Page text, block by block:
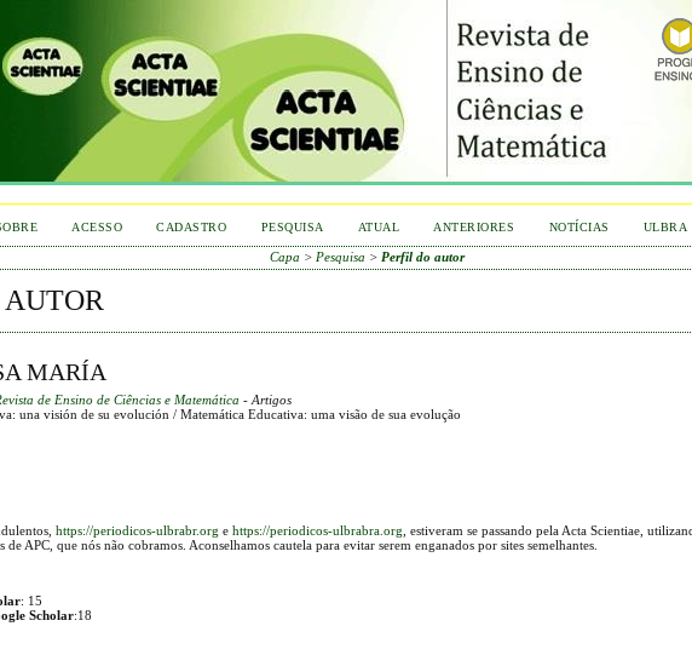
ACESSO CADASTRO PESQUISA ATUAL ANTERIORES NOTÍCIAS ULBRA
Capa > Pesquisa > Perfil do autor
MARÍA
de Ensino de Ciências e Matemática - Artigos
una visión de su evolución / Matemática Educativa: uma visão de sua evolução
https://periodicos-ulbrabr.org ehttps://periodicos-ulbrabra.org , estiveram se passando pela Acta Scientiae,
de APC, que nós não cobramos. Aconselhamos cautela para evitar serem enganados por sites semelhantes.
: 15
Scholar:18